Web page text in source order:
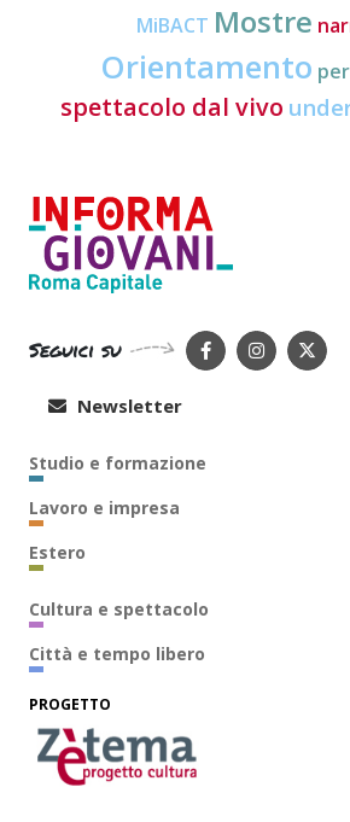
MiBACT Mostre
Orientamento
spettacolo dal vivo
Seguici su
Newsletter
Studio e formazione
Lavoro e impresa
Estero
Cultura e spettacolo
Città e tempo libero
PROGETTO